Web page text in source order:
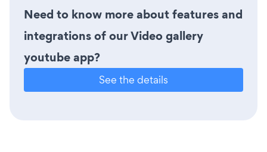
Need to know more about features and
integrations of our Video gallery
youtube app?
See the details